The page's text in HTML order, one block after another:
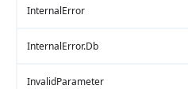
InternalError
InternalError.Db
InvalidParameter